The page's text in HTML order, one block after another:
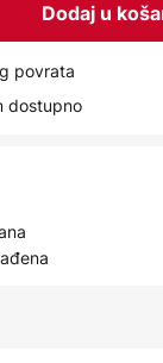
Dodaj u
povrata
dostupno